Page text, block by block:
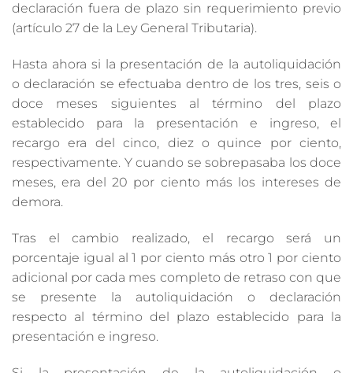
declaración fuera de plazo sin requerimiento previo
(artículo 27 de la Ley General Tributaria).
Hasta ahora si la presentación de la autoliquidación
o declaración se efectuaba dentro de los tres, seis o
doce meses siguientes al término del plazo
establecido para la presentación e ingreso, el
recargo era del cinco, diez o quince por ciento,
respectivamente. Y cuando se sobrepasaba los doce
meses, era del 20 por ciento más los intereses de
demora.
Tras el cambio realizado, el recargo será un
porcentaje igual al 1 por ciento más otro 1 por ciento
adicional por cada mes completo de retraso con que
se presente la autoliquidación o declaración
respecto al término del plazo establecido para la
presentación e ingreso.